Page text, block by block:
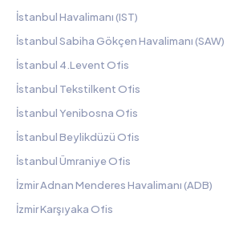
İstanbul Havalimanı (IST)
İstanbul Sabiha Gökçen Havalimanı (SAW)
İstanbul 4.Levent Ofis
İstanbul Tekstilkent Ofis
İstanbul Yenibosna Ofis
İstanbul Beylikdüzü Ofis
İstanbul Ümraniye Ofis
İzmir Adnan Menderes Havalimanı (ADB)
İzmir Karşıyaka Ofis